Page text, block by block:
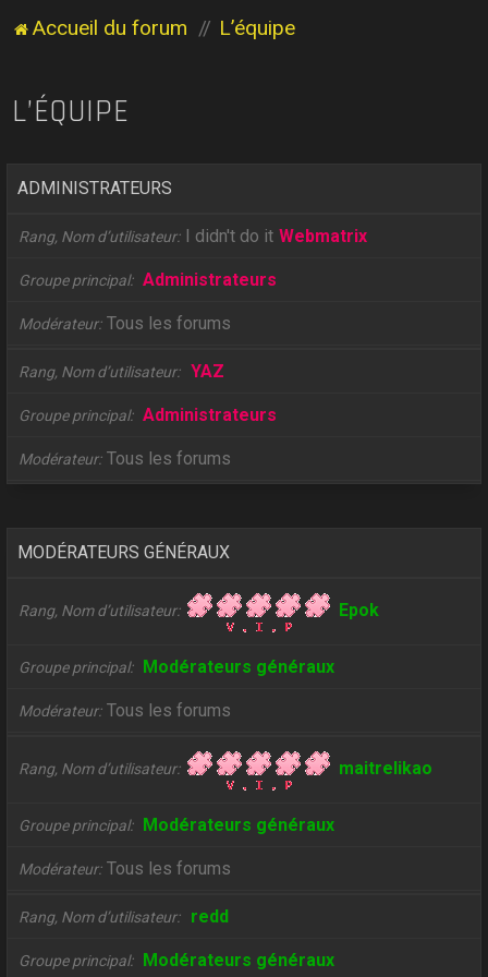
Accueil du forum L’équipe
L’ÉQUIPE
ADMINISTRATEURS
Rang, Nom d’utilisateur I didn't do it Webmatrix
Groupe principal Administrateurs
Modérateur Tous les forums
Rang, Nom d’utilisateur YAZ
Groupe principal Administrateurs
Modérateur Tous les forums
MODÉRATEURS GÉNÉRAUX
Rang, Nom d’utilisateur Epok
Groupe principal Modérateurs généraux
Modérateur Tous les forums
Rang, Nom d’utilisateur maitrelikao
Groupe principal Modérateurs généraux
Modérateur Tous les forums
Rang, Nom d’utilisateur redd
Groupe principal Modérateurs généraux